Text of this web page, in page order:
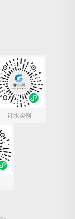
订水实例